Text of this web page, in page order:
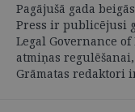
Pagājušā gada
Press ir publicējusi
Legal Governance
atmiņas
Grāmatas redaktori